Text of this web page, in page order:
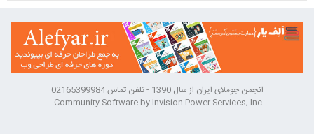
انجمن جوملای ایران از سال 1390 - تلفن تماس 02165399984
Community Software by Invision Power Services, Inc.